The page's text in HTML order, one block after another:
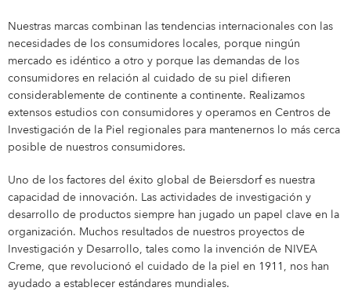
Nuestras marcas combinan las tendencias internacionales con las
necesidades de los consumidores locales, porque ningún
mercado es idéntico a otro y porque las demandas de los
consumidores en relación al cuidado de su piel difieren
considerablemente de continente a continente. Realizamos
extensos estudios con consumidores y operamos en Centros de
Investigación de la Piel regionales para mantenernos lo más cerca
posible de nuestros consumidores.
Uno de los factores del éxito global de Beiersdorf es nuestra
capacidad de innovación. Las actividades de investigación y
desarrollo de productos siempre han jugado un papel clave en la
organización. Muchos resultados de nuestros proyectos de
Investigación y Desarrollo, tales como la invención de NIVEA
Creme, que revolucionó el cuidado de la piel en 1911, nos han
ayudado a establecer estándares mundiales.